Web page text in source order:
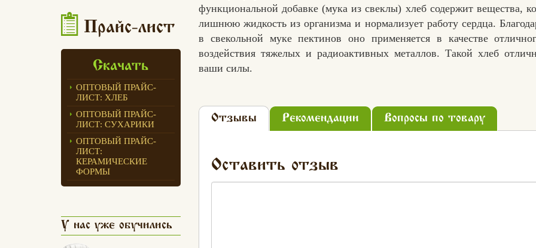
Прайс-лист
Скачать
ОПТОВЫЙ ПРАЙС-
ЛИСТ: ХЛЕБ
ОПТОВЫЙ ПРАЙС-
ЛИСТ: СУХАРИКИ
ОПТОВЫЙ ПРАЙС-
ЛИСТ:
КЕРАМИЧЕСКИЕ
ФОРМЫ
У нас уже обучились
Вконтакте
Max
функциональной добавке (мука из свеклы) хлеб содержит вещества,
лишнюю жидкость из организма и нормализует работу сердца.
в свекольной муке пектинов оно применяется в качестве
воздействия тяжелых и радиоактивных металлов. Такой хлеб
ваши силы.
Отзывы Рекомендации Вопросы по товару
Оставить отзыв